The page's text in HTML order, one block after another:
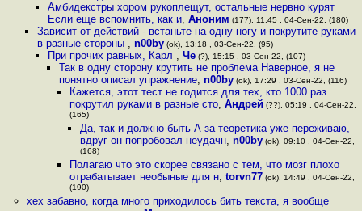
Амбидекстры хором рукоплещут, остальные нервно курят
Если еще вспомнить, как и,Аноним (177), 11:45 , 04-Сен-22, (180)
Зависит от действий - встаньте на одну ногу и покрутите руками
в разные стороны , n00by(ok), 13:18 , 03-Сен-22, (95)
При прочих равных, Карл ,Че (?), 15:15 , 03-Сен-22, (107)
Так в одну сторону крутить не проблема Наверное, я не
понятно описал упражнение, n00by(ok), 17:29 , 03-Сен-22, (116)
Кажется, этот тест не годится для тех, кто 1000 раз
покрутил руками в разные сто, Андрей (??), 05:19 , 04-Сен-22,
(165)
Да, так и должно быть А за теоретика уже переживаю,
вдруг он попробовал неудачн,n00by (ok), 09:10 , 04-Сен-22,
(168)
Полагаю что это скорее связано с тем, что мозг плохо
отрабатывает необыные для н, torvn77(ok), 14:49 , 04-Сен-22,
(190)
хех забавно, когда много приходилось бить текста, я вообще